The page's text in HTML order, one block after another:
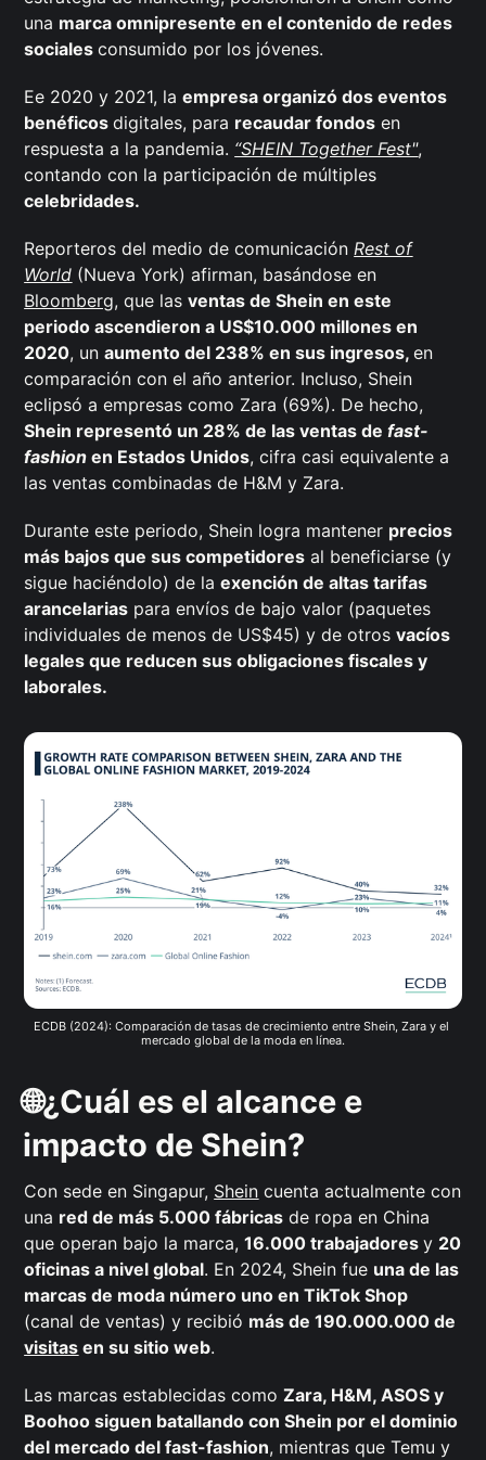
una marca omnipresente en el contenido de redes
socialesconsumido por los jóvenes.
Ee 2020 y 2021, laempresa organizó dos eventos
benéficosdigitales, para recaudar fondos en
respuesta a la pandemia. “SHEIN Together Fest",
contando con la participación de múltiples
celebridades.
Reporteros del medio de comunicaciónRest of
World (Nueva York) afirman, basándose en
Bloomberg, que lasventas de Shein en este
periodo ascendieron a US$10.000 millones en
2020, unaumento del 238% en sus ingresos,en
comparación con el año anterior. Incluso, Shein
eclipsó a empresas como Zara (69%). De hecho,
Shein representó un 28% de las ventas defast-
fashion en Estados Unidos, cifra casi equivalente a
las ventas combinadas de H&M y Zara.
Durante este periodo, Shein logra mantener precios
más bajos que sus competidores al beneficiarse (y
sigue haciéndolo) de laexención de altas tarifas
arancelarias para envíos de bajo valor (paquetes
individuales de menos de US$45) y de otrosvacíos
legales que reducen sus obligaciones fiscales y
laborales.
ECDB (2024): Comparación de tasas de crecimiento entre Shein, Zara y el
mercado global de la moda en línea.
🌐¿Cuál es el alcance e
impacto de Shein?
Con sede en Singapur, Shein cuenta actualmente con
una red de más 5.000 fábricas de ropa en China
que operan bajo la marca,16.000 trabajadoresy 20
oficinas a nivel global. En 2024, Shein fue una de las
marcas de moda número uno en TikTok Shop
(canal de ventas) y recibió más de 190.000.000 de
visitas en su sitio web.
Las marcas establecidas comoZara, H&M, ASOS y
Boohoo siguen batallando con Shein por el dominio
del mercado del fast-fashion, mientras que Temu y